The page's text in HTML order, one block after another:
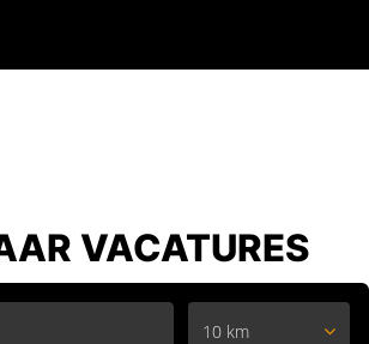
VACATURES
10 km